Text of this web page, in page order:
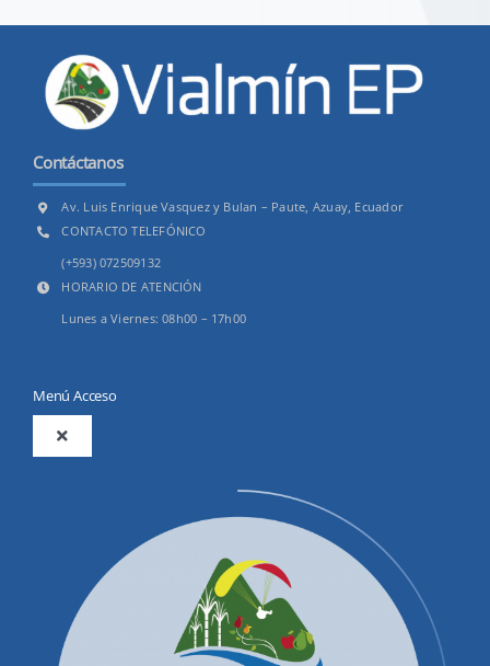
Contáctanos
Av. Luis Enrique Vasquez y Bulan – Paute, Azuay, Ecuador
CONTACTO TELEFÓNICO
(+593) 072509132
HORARIO DE ATENCIÓN
Lunes a Viernes: 08h00 – 17h00
Menú Acceso
Toggle
Productos y Servicios
Convocatorias Precalificación